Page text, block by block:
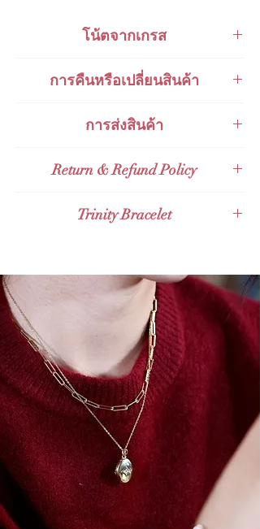
โน้ตจากเกรส
สร้อยข้อมือนี้ในเมื่องนอกคืออยู่ในเทรนด์
Dainty and Delicate Style,หรือสาว
ใน
สุดชิคแบบเรียบ ๆ ง่าย ๆ
การคืนหรือเปลี่ยนสินค้า
ชั่วโมงหลังจากการรับของ
การส่งสินค้า
ส่งกับไปรษณีย์ไทยThailand Post
ส่งกับไปรษณีย์ไทยไปต่างประเทศ
ถึง 150 บาท
Return & Refund Policy
Thailand Orders and Valid for 14 days
remains with the products
Trinity Bracelet
This Trinity Bracelet is superbly beautiful
with the design of three circle rings and it
creates charm and elegance.
สร้อยข้อมือทองแท้ 9K Trinity Bracelet
สร้อยข้อมือทองแท้ 9K Trinity Bracelet
เส้นนี้สวยงามเป็นพิเศษด้วยดีไซน์
วงแหวนสามวง สร้างเสน่ห์และความสง่า
งาม
ความยาว มีขนาด 14,15,16,17,18 CM ทุก
ไซส์ปรับลงได้ 1 CM ค่ะ